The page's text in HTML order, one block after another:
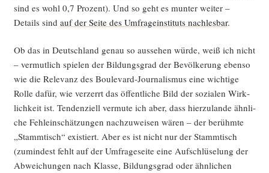
sind es wohl 0,7 Pro­zent). Und so geht es mun­ter wei­ter –
Details sind auf der Sei­te des Umfra­ge­insti­tuts nach­les­bar.
Ob das in Deutsch­land genau so aus­se­hen wür­de, weiß ich nicht
– ver­mut­lich spie­len der Bil­dungs­grad der Bevöl­ke­rung eben­so
wie die Rele­vanz des Bou­le­vard-Jour­na­lis­mus eine wich­ti­ge
Rol­le dafür, wie ver­zerrt das öffent­li­che Bild der sozia­len Wirk­
lich­keit ist. Ten­den­zi­ell ver­mu­te ich aber, dass hier­zu­lan­de ähn­li­
che Fehl­ein­schät­zun­gen nach­zu­wei­sen wären – der berühm­te
„Stamm­tisch“ exis­tiert. Aber es ist nicht nur der Stamm­tisch
(zumin­dest fehlt auf der Umfra­ge­sei­te eine Auf­schlüse­lung der
Abwei­chun­gen nach Klas­se, Bil­dungs­grad oder ähn­li­chen